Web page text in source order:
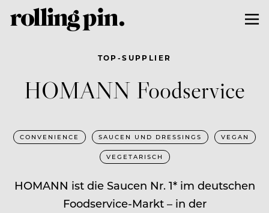
TOP-SUPPLIER
HOMANN Foodservice
CONVENIENCE SAUCEN UND DRESSINGS VEGAN
VEGETARISCH
HOMANN ist die Saucen Nr. 1* im deutschen
Foodservice-Markt – in der